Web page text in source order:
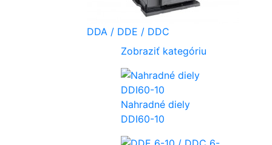
DDA / DDE / DDC
Zobraziť kategóriu
Nahradné diely
DDI60-10